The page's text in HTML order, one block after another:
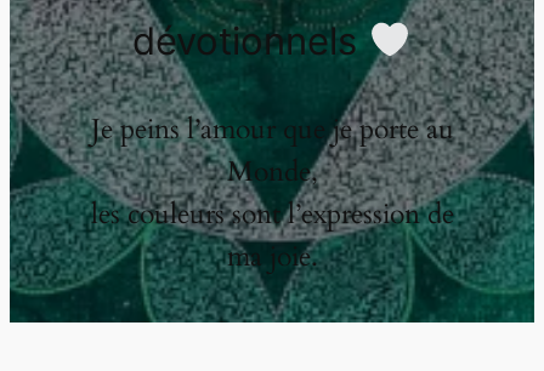
dévotionnels
Je peins l’amour que je porte au
Monde,
les couleurs sont l’expression de
ma joie.